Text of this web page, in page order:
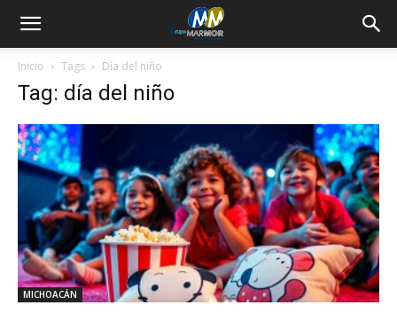
Inicio Tags Día del niño
Tag: día del niño
MICHOACÁN